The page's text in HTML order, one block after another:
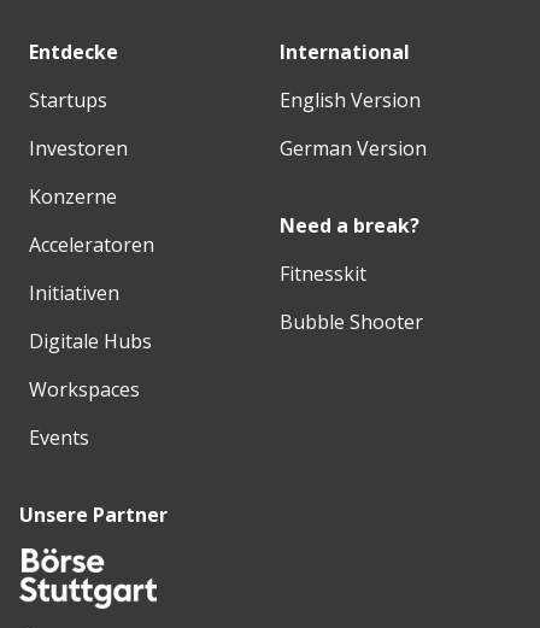
Entdecke
Startups
Investoren
Konzerne
Acceleratoren
Initiativen
Digitale Hubs
Workspaces
Events
International
English Version
German Version
Need a break?
Fitnesskit
Bubble Shooter
Unsere Partner